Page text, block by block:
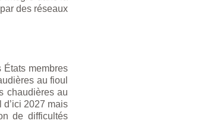
des réseaux
États membres
au fioul
chaudières au
2027 mais
de difficultés